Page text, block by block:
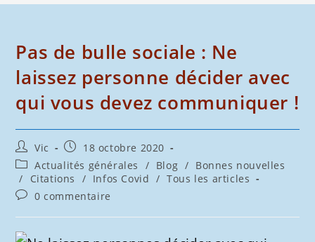
Pas de bulle sociale : Ne
laissez personne décider avec
qui vous devez communiquer !
Auteur/autrice
de
la
publication :
Vic
Publication
publiée :
18 octobre 2020
Post
category:
Actualités générales / Blog / Bonnes nouvelles
/
Citations / Infos Covid / Tous les articles
Commentaires
la
publication :
0 commentaire